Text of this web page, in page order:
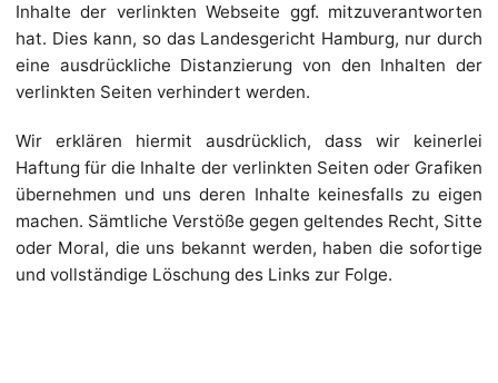
Inhalte der verlinkten Webseite ggf. mitzuverantworten
hat. Dies kann, so das Landesgericht Hamburg, nur durch
eine ausdrückliche Distanzierung von den Inhalten der
verlinkten Seiten verhindert werden.
Wir erklären hiermit ausdrücklich, dass wir keinerlei
Haftung für die Inhalte der verlinkten Seiten oder Grafiken
übernehmen und uns deren Inhalte keinesfalls zu eigen
machen. Sämtliche Verstöße gegen geltendes Recht, Sitte
oder Moral, die uns bekannt werden, haben die sofortige
und vollständige Löschung des Links zur Folge.